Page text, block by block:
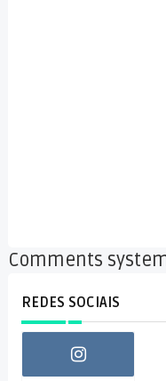
Comments
REDES SOCIAIS